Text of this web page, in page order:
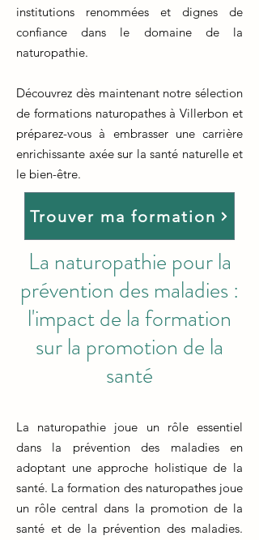
institutions renommées et dignes de
confiance dans le domaine de la
naturopathie.
Découvrez dès maintenant notre sélection
de formations naturopathes à Villerbon et
préparez-vous à embrasser une carrière
enrichissante axée sur la santé naturelle et
le bien-être.
Trouver ma formation
La naturopathie pour la
prévention des maladies :
l'impact de la formation
sur la promotion de la
santé
La naturopathie joue un rôle essentiel
dans la prévention des maladies en
adoptant une approche holistique de la
santé. La formation des naturopathes joue
un rôle central dans la promotion de la
santé et de la prévention des maladies.